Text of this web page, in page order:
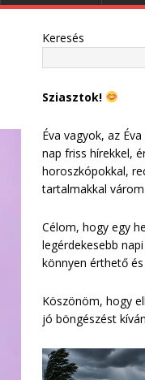
Keresés
Sziasztok!
Éva vagyok, az
nap friss hírekkel,
horoszkópokkal,
tartalmakkal
Célom, hogy egy
legérdekesebb
könnyen érthető
Köszönöm, hogy
jó böngészést